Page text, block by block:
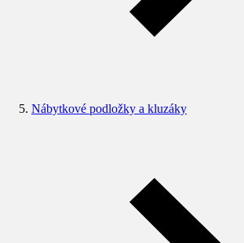
Nábytkové podložky a kluzáky